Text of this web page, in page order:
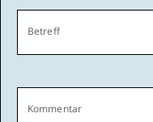
Betreff
Kommentar